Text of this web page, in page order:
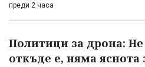
преди 2 часа
Политици за дрона: Не
откъде е, няма